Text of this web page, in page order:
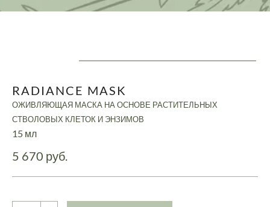
RADIANCE MASK
ОЖИВЛЯЮЩАЯ МАСКА НА ОСНОВЕ РАСТИТЕЛЬНЫХ
СТВОЛОВЫХ КЛЕТОК И ЭНЗИМОВ
15 мл
5 670 руб.